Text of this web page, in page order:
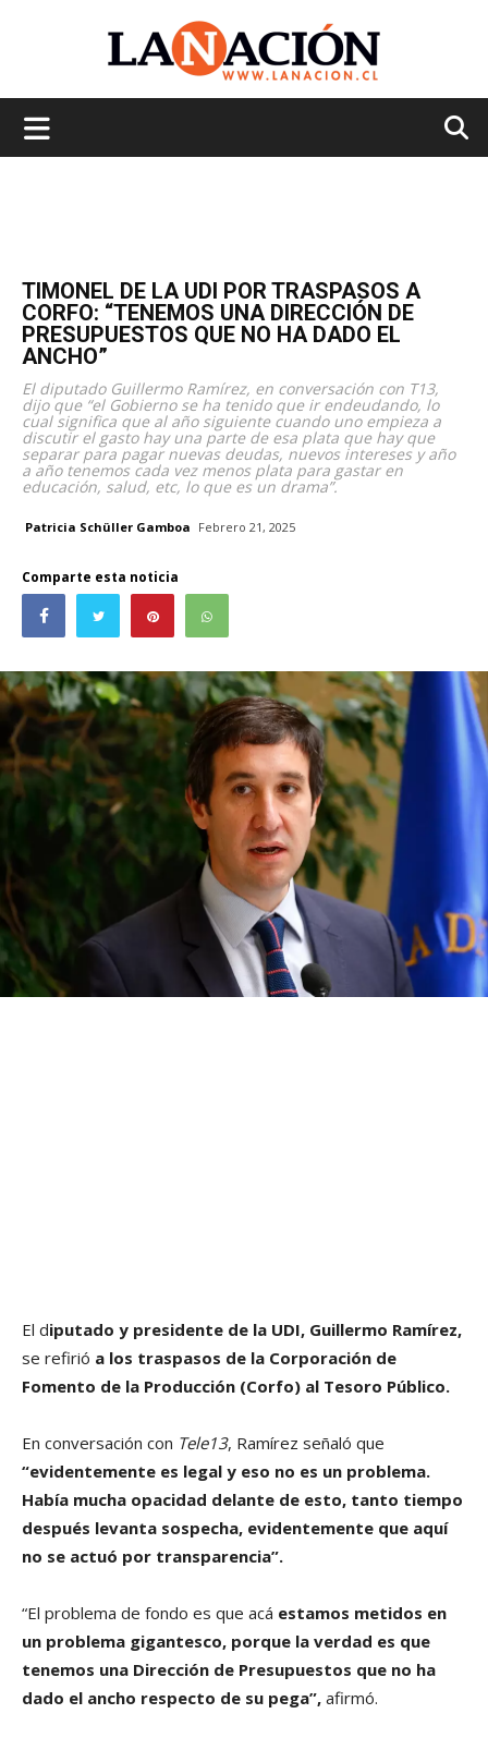
TIMONEL DE LA UDI POR TRASPASOS A
CORFO: “TENEMOS UNA DIRECCIÓN DE
PRESUPUESTOS QUE NO HA DADO EL
ANCHO”
El diputado Guillermo Ramírez, en conversación con T13,
dijo que “el Gobierno se ha tenido que ir endeudando, lo
cual significa que al año siguiente cuando uno empieza a
discutir el gasto hay una parte de esa plata que hay que
separar para pagar nuevas deudas, nuevos intereses y año
a año tenemos cada vez menos plata para gastar en
educación, salud, etc, lo que es un drama”.
Patricia Schüller Gamboa Febrero 21, 2025
Comparte esta noticia
El diputado y presidente de la UDI, Guillermo Ramírez,
se refirió a los traspasos de la Corporación de
Fomento de la Producción (Corfo) al Tesoro Público.
En conversación con Tele13, Ramírez señaló que
“evidentemente es legal y eso no es un problema.
Había mucha opacidad delante de esto, tanto tiempo
después levanta sospecha, evidentemente que aquí
no se actuó por transparencia”.
“El problema de fondo es que acá estamos metidos en
un problema gigantesco, porque la verdad es que
tenemos una Dirección de Presupuestos que no ha
dado el ancho respecto de su pega”, afirmó.